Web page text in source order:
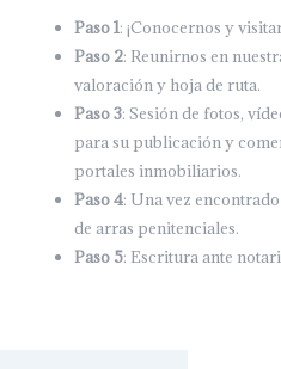
Paso 1: ¡Conocernos y
Paso 2: Reunirnos en
valoración y hoja de ruta.
Paso 3: Sesión de fotos,
para su publicación y
portales inmobiliarios.
Paso 4: Una vez
de arras penitenciales.
Paso 5: Escritura ante